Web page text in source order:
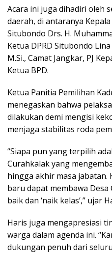
Acara ini juga dihadiri oleh
daerah, di antaranya
Situbondo Drs. H.
Ketua DPRD Situbondo
M.Si., Camat Jangkar, PJ
Ketua BPD.
Ketua Panitia Pemilihan
menegaskan bahwa
dilakukan demi mengisi
menjaga stabilitas roda
“Siapa pun yang terpilih
Curahkalak yang
hingga akhir masa jabatan.
baru dapat membawa
baik dan ‘naik kelas’,” ujar
Haris juga mengapresiasi
warga dalam agenda ini.
dukungan penuh dari